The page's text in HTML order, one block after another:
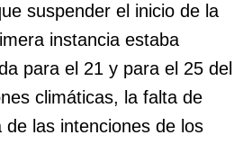
suspender el inicio de la
instancia estaba
para el 21 y para el 25 del
climáticas, la falta de
las intenciones de los